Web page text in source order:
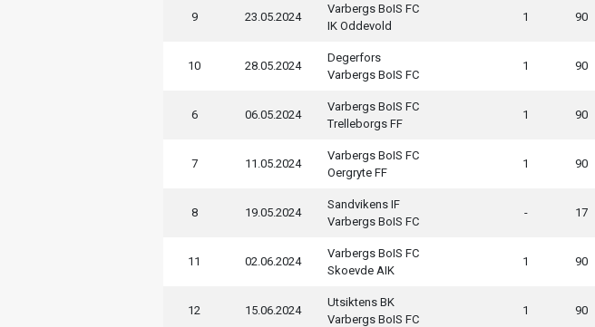
9 23.05.2024
Varbergs BoIS FC
IK Oddevold
1 90
10 28.05.2024
Degerfors
Varbergs BoIS FC
1 90
6 06.05.2024
Varbergs BoIS FC
Trelleborgs FF
1 90
7 11.05.2024
Varbergs BoIS FC
Oergryte FF
1 90
8 19.05.2024
Sandvikens IF
Varbergs BoIS FC
- 17
11 02.06.2024
Varbergs BoIS FC
Skoevde AIK
1 90
12 15.06.2024
Utsiktens BK
Varbergs BoIS FC
1 90